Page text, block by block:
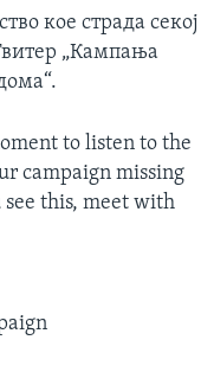
кое страда секој
„Кампања
to listen to the
campaign missing
see this, meet with